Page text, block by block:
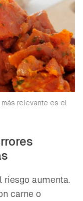
relevante es el
riesgo aumenta.
carne o